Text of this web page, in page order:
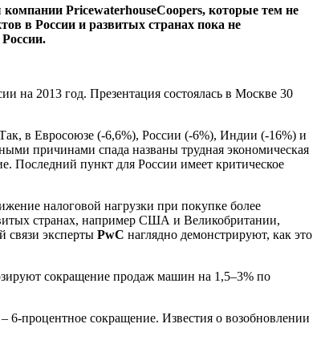
PricewaterhouseCoopers, которые тем не
в России и развитых странах пока не
на 2013 год. Презентация состоялась в Москве 30
в Евросоюзе (-6,6%), России (-6%), Индии (-16%) и
причинами спада названы трудная экономическая
Последний пункт для России имеет критическое
налоговой нагрузки при покупке более
странах, например США и Великобритании,
связи эксперты PwC наглядно демонстрируют, как это
сокращение продаж машин на 1,5–3% по
6-процентное сокращение. Известия о возобновлении